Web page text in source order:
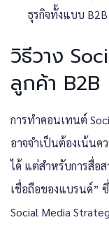
ธุรกิจทั้งแบบ
วิธีวาง
ลูกค้า B2B
การทำคอนเทนต์
อาจจำเป็นต้องเน้น
ได้ แต่สำหรับการสื่อ
เชื่อถือของแบรนด์”
Social Media